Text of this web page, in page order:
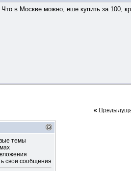
Что в Москве можно, еше купить за 100,
«
темы
свои сообщения